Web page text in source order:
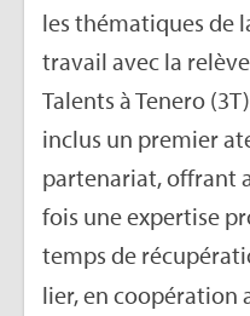
les thé­ma­tiques de
tra­vail avec la
Talents à Tenero
inclus un pre­mier
par­te­na­riat, offrant
fois une exper­tise
temps de
lier, en coopé­ra­tion